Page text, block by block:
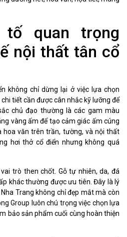
tố quan trọng
nội thất tân cổ
không chỉ dừng lại ở việc lựa chọn
tiết cần được cân nhắc kỹ lưỡng để
chủ đạo thường là các gam màu
vàng ấm để tạo cảm giác ấm cúng
hoa văn trên trần, tường, và nội thất
hơi thở cổ điển nhưng không quá
trò then chốt. Gỗ tự nhiên, da, đá
khác thường được ưu tiên. Đây là lý
Trang không chỉ đẹp mắt mà còn
Group luôn chú trọng việc chọn lựa
bảo sản phẩm cuối cùng hoàn thiện